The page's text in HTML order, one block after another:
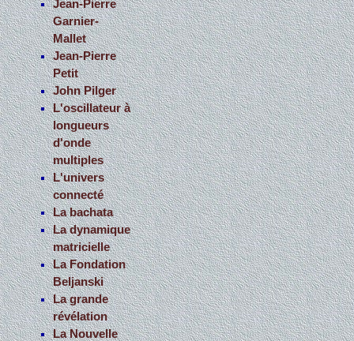
Jean-Pierre
Garnier-
Mallet
Jean-Pierre
Petit
John Pilger
L'oscillateur à
longueurs
d'onde
multiples
L'univers
connecté
La bachata
La dynamique
matricielle
La Fondation
Beljanski
La grande
révélation
La Nouvelle